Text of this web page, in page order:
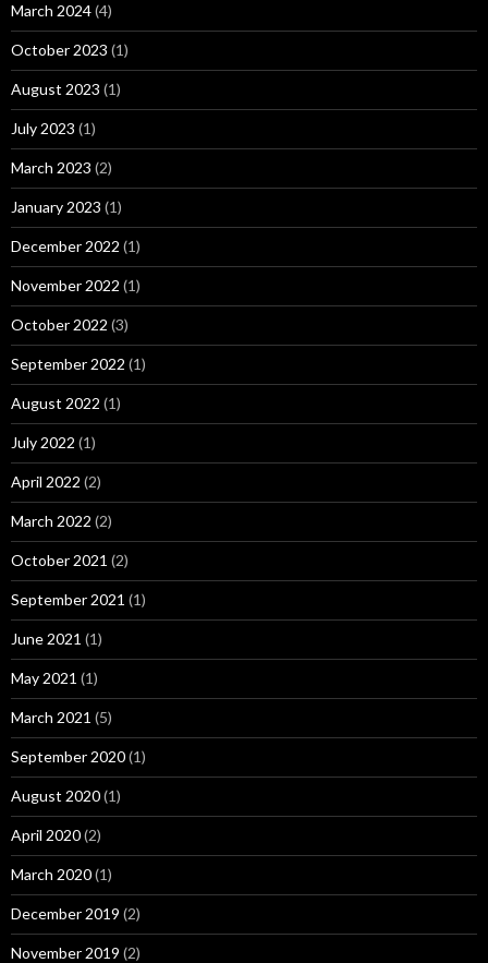
March 2024(4)
October 2023 (1)
August 2023 (1)
July 2023 (1)
March 2023 (2)
January 2023 (1)
December 2022 (1)
November 2022 (1)
October 2022 (3)
September 2022 (1)
August 2022 (1)
July 2022 (1)
April 2022 (2)
March 2022 (2)
October 2021 (2)
September 2021 (1)
June 2021 (1)
May 2021 (1)
March 2021 (5)
September 2020(1)
August 2020(1)
April 2020(2)
March 2020(1)
December 2019 (2)
November 2019 (2)